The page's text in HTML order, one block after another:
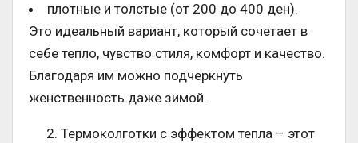
плотные и толстые (от 200 до 400 ден).
Это идеальный вариант, который сочетает в
себе тепло, чувство стиля, комфорт и качество.
Благодаря им можно подчеркнуть
женственность даже зимой.
Термоколготки с эффектом тепла – этот